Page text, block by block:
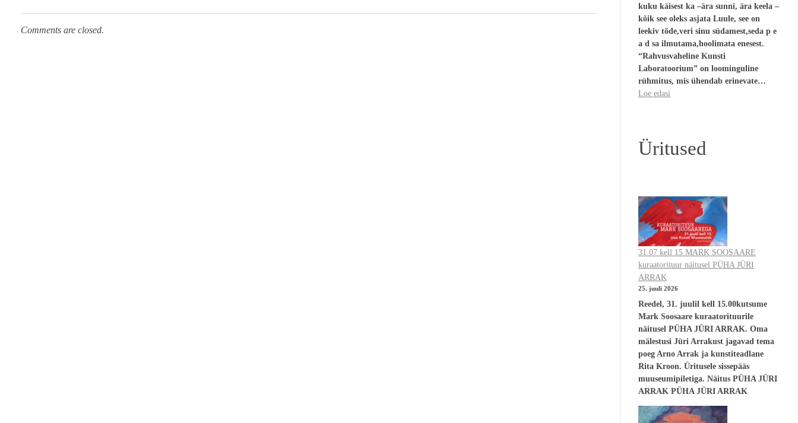
Comments are closed.
kuku käisest ka –ära sunni, ära keela –
kõik see oleks asjata Luule, see on
leekiv tõde,veri sinu südamest,seda p e
a d sa ilmutama,hoolimata enesest.
“Rahvusvaheline Kunsti
Laboratoorium” on loominguline
rühmitus, mis ühendab erinevate…
Loe edasi
Üritused
31.07 kell 15 MARK SOOSAARE
kuraatorituur näitusel PÜHA JÜRI
ARRAK
25. juuli 2026
Reedel, 31. juulil kell 15.00kutsume
Mark Soosaare kuraatorituurile
näitusel PÜHA JÜRI ARRAK. Oma
mälestusi Jüri Arrakust jagavad tema
poeg Arno Arrak ja kunstiteadlane
Rita Kroon. Üritusele sissepääs
muuseumipiletiga. Näitus PÜHA JÜRI
ARRAK PÜHA JÜRI ARRAK